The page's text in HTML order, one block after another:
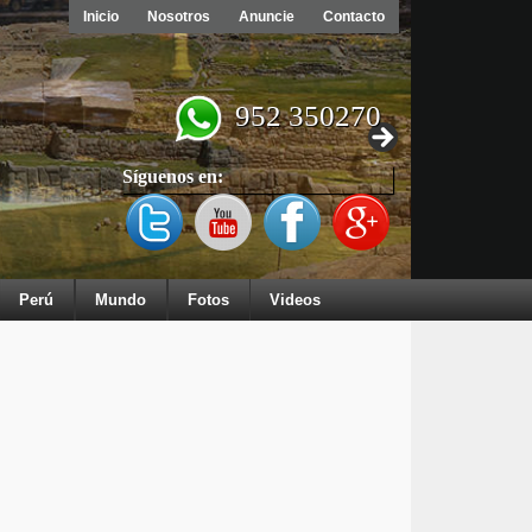
Inicio Nosotros Anuncie Contacto
952 350270
Síguenos en:
Perú Mundo Fotos Videos